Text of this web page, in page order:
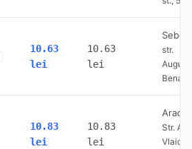
10.63
lei
10.63
lei
Sebes
str.
Bena
10.83
lei
10.83
lei
Arad
Str.
Vlaicu